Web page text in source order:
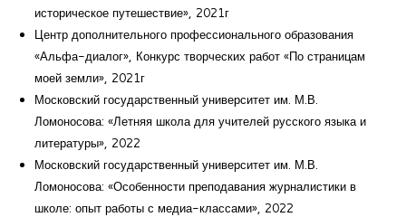
историческое путешествие», 2021г
Центр дополнительного профессионального образования
«Альфа-диалог», Конкурс творческих работ «По страницам
моей земли», 2021г
Московский государственный университет им. М.В.
Ломоносова: «Летняя школа для учителей русского языка и
литературы», 2022
Московский государственный университет им. М.В.
Ломоносова: «Особенности преподавания журналистики в
школе: опыт работы с медиа-классами», 2022